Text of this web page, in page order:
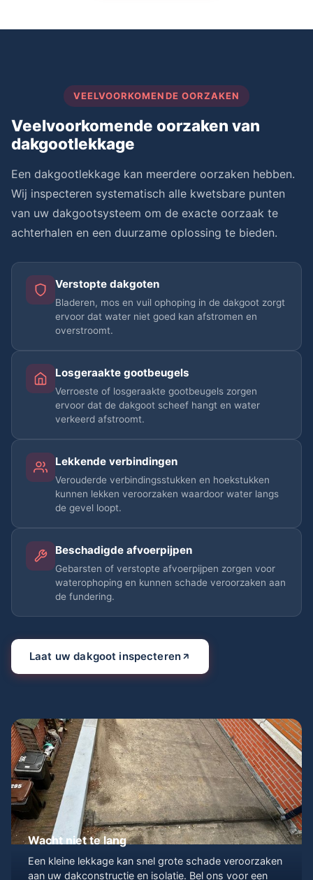
VEELVOORKOMENDE OORZAKEN
Veelvoorkomende oorzaken van
dakgootlekkage
Een dakgootlekkage kan meerdere oorzaken hebben.
Wij inspecteren systematisch alle kwetsbare punten
van uw dakgootsysteem om de exacte oorzaak te
achterhalen en een duurzame oplossing te bieden.
Verstopte dakgoten
Bladeren, mos en vuil ophoping in de dakgoot zorgt
ervoor dat water niet goed kan afstromen en
overstroomt.
Losgeraakte gootbeugels
Verroeste of losgeraakte gootbeugels zorgen
ervoor dat de dakgoot scheef hangt en water
verkeerd afstroomt.
Lekkende verbindingen
Verouderde verbindingsstukken en hoekstukken
kunnen lekken veroorzaken waardoor water langs
de gevel loopt.
Beschadigde afvoerpijpen
Gebarsten of verstopte afvoerpijpen zorgen voor
waterophoping en kunnen schade veroorzaken aan
de fundering.
Laat uw dakgoot inspecteren
Wacht niet te lang
Een kleine lekkage kan snel grote schade veroorzaken
aan uw dakconstructie en isolatie. Bel ons voor een